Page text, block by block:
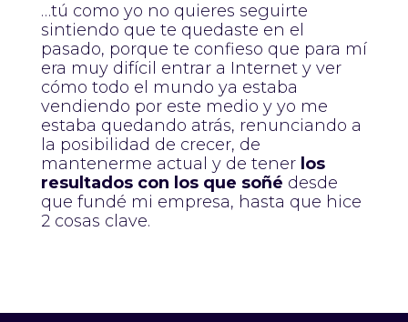
…tú como yo no quieres seguirte
sintiendo que te quedaste en el
pasado, porque te confieso que para mí
era muy difícil entrar a Internet y ver
cómo todo el mundo ya estaba
vendiendo por este medio y yo me
estaba quedando atrás, renunciando a
la posibilidad de crecer, de
mantenerme actual y de tener los
resultados con los que soñé desde
que fundé mi empresa, hasta que hice
2 cosas clave.